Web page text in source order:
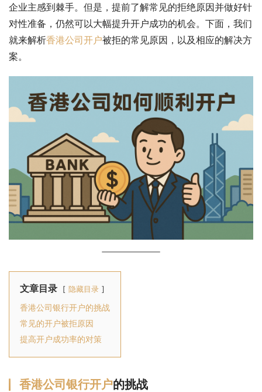
企业主感到棘手。但是，提前了解常见的拒绝原因并做好针
对性准备，仍然可以大幅提升开户成功的机会。下面，我们
就来解析香港公司开户被拒的常见原因，以及相应的解决方
案。
文章目录 隐藏目录
香港公司银行开户的挑战
常见的开户被拒原因
提高开户成功率的对策
香港公司银行开户的挑战